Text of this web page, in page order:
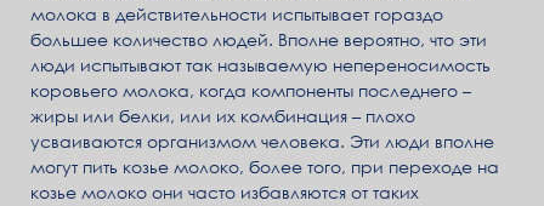
молока в действительности испытывает гораздо
большее количество людей. Вполне вероятно, что эти
люди испытывают так называемую непереносимость
коровьего молока, когда компоненты последнего –
жиры или белки, или их комбинация – плохо
усваиваются организмом человека. Эти люди вполне
могут пить козье молоко, более того, при переходе на
козье молоко они часто избавляются от таких